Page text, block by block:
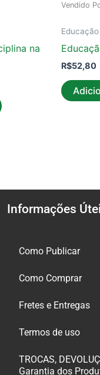
na
Vendido
Educação
R$52,80
Informações
Como Publicar
Como Comprar
Fretes e Entregas
Termos de uso
TROCAS,
Garantia dos